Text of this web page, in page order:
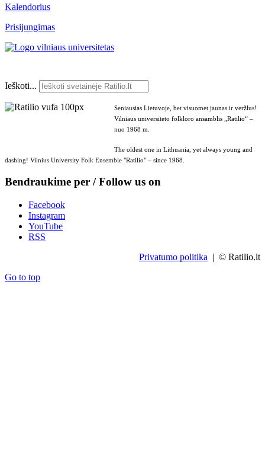
Kalendorius
Prisijungimas
Ieškoti...
Seniausias Lietuvoje, bet visuomet jaunas ir veržlus!
Vilniaus universiteto folkloro ansamblis „Ratilio“ –
nuo 1968 m.
The oldest one in Lithuania, yet always young and
dashing! Vilnius University Folk Ensemble "Ratilio" – since 1968.
Bendraukime per / Follow us on
Facebook
Instagram
YouTube
RSS
Privatumo politika | © Ratilio.lt
Go to top